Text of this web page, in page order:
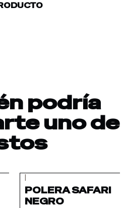
podría
uno de
|
POLERA SAFARI
NEGRO